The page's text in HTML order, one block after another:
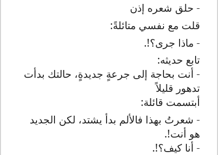
- حلق شعره إذن
قلت مع نفسي متائلةً:
- ماذا جرى؟!.
تابع حديثه:
- أنت بحاجة إلى جرعةٍ جديدةٍ، حالتك بدأت
تدهور قليلاً
أبتسمت قائلة:
- شعرتُ بهذا فالألم بدأ يشتد، لكن الجديد
هو أنت!.
- أنا كيف؟!.